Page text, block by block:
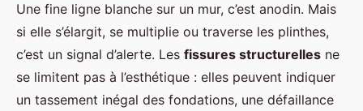
Une fine ligne blanche sur un mur, c’est anodin. Mais
si elle s’élargit, se multiplie ou traverse les plinthes,
c’est un signal d’alerte. Les fissures structurelles ne
se limitent pas à l’esthétique : elles peuvent indiquer
un tassement inégal des fondations, une défaillance